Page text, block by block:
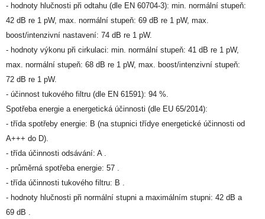
- hodnoty hlučnosti při odtahu (dle EN 60704-3): min. normální stupeň:
42 dB re 1 pW, max. normální stupeň: 69 dB re 1 pW, max.
boost/intenzivní nastavení: 74 dB re 1 pW.
- hodnoty výkonu při cirkulaci: min. normální stupeň: 41 dB re 1 pW,
max. normální stupeň: 68 dB re 1 pW, max. boost/intenzivní stupeň:
72 dB re 1 pW.
- účinnost tukového filtru (dle EN 61591): 94 %.
Spotřeba energie a energetická účinnosti (dle EU 65/2014):
- třída spotřeby energie: B (na stupnici třídye energetické účinnosti od
A+++ do D).
- třída účinnosti odsávání: A .
- průměrná spotřeba energie: 57 .
- třída účinnosti tukového filtru: B .
- hodnoty hlučnosti při normální stupni a maximálním stupni: 42 dB a
69 dB .